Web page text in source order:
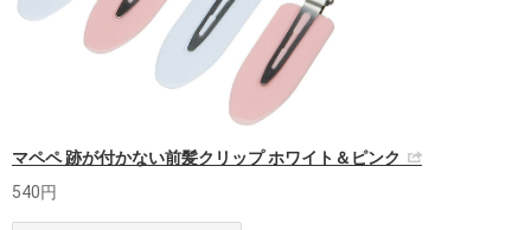
マペペ 跡が付かない前髪クリップ ホワイト＆ピンク
540円